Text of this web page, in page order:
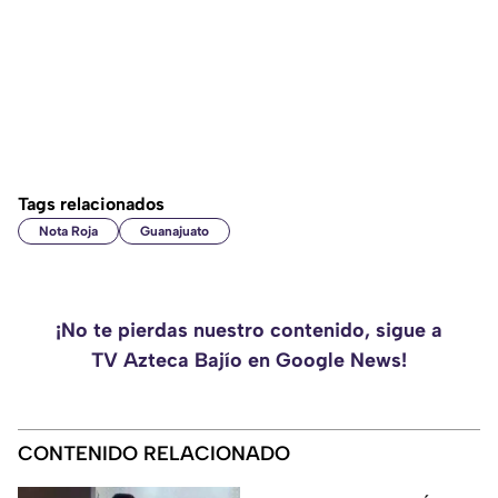
Tags relacionados
Nota Roja Guanajuato
¡No te pierdas nuestro contenido, sigue a
TV Azteca Bajío en Google News!
CONTENIDO RELACIONADO